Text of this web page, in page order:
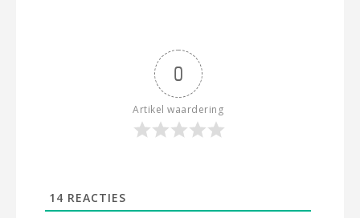
0
Artikel waardering
14 REACTIES